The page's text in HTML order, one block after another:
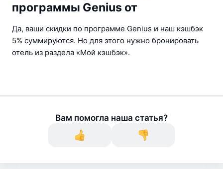
программы Genius от
Да, ваши скидки по программе Genius и наш кэшбэк
5% суммируются. Но для этого нужно бронировать
отель из раздела «Мой кэшбэк».
Вам помогла наша статья?